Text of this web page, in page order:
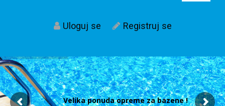
Uloguj se Registruj se
Velika ponuda opreme za bazene !